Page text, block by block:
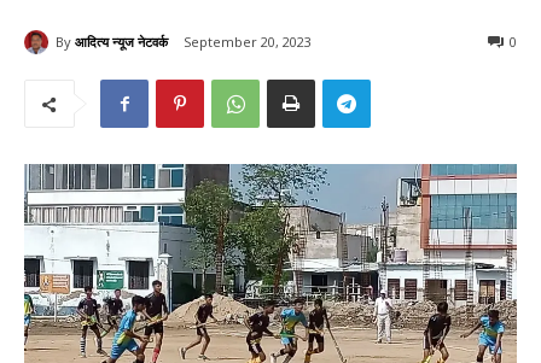
By आदित्य न्यूज नेटवर्क September 20, 2023 0